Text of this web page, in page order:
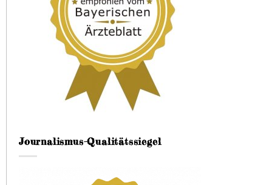
Journalismus-Qualitätssiegel